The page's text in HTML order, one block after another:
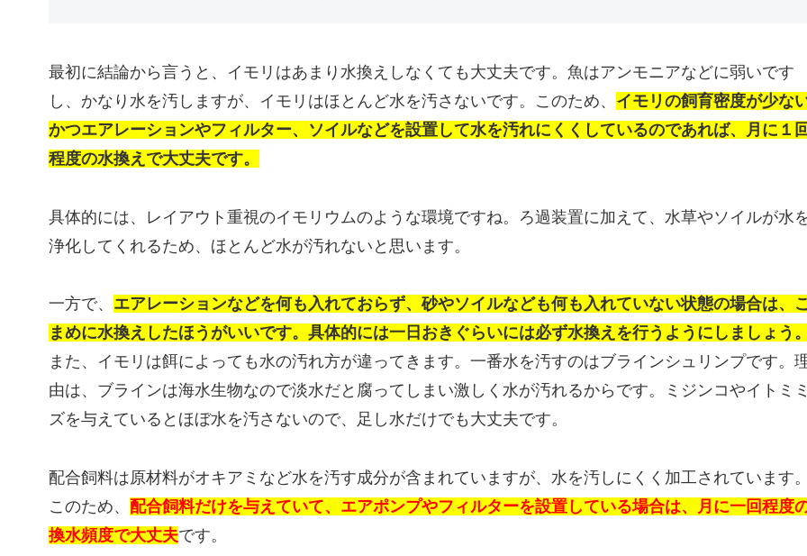
最初に結論から言うと、イモリはあまり水換えしなくても大丈夫です。魚はアンモニアなどに弱いです
し、かなり水を汚しますが、イモリはほとんど水を汚さないです。このため、 イモリの飼育密度が少な
かつエアレーションやフィルター、ソイルなどを設置して水を汚れにくくしているのであれば、月に１回
程度の水換えで大丈夫です。
具体的には、レイアウト重視のイモリウムのような環境ですね。ろ過装置に加えて、水草やソイルが水
浄化してくれるため、ほとんど水が汚れないと思います。
一方で、 エアレーションなどを何も入れておらず、砂やソイルなども何も入れていない状態の場合は、
まめに水換えしたほうがいいです。具体的には一日おきぐらいには必ず水換えを行うようにしましょう。
また、イモリは餌によっても水の汚れ方が違ってきます。一番水を汚すのはブラインシュリンプです。
由は、ブラインは海水生物なので淡水だと腐ってしまい激しく水が汚れるからです。ミジンコやイトミミ
ズを与えているとほぼ水を汚さないので、足し水だけでも大丈夫です。
配合飼料は原材料がオキアミなど水を汚す成分が含まれていますが、水を汚しにくく加工されています。
このため、 配合飼料だけを与えていて、エアポンプやフィルターを設置している場合は、月に一回程度
換水頻度で大丈夫です。